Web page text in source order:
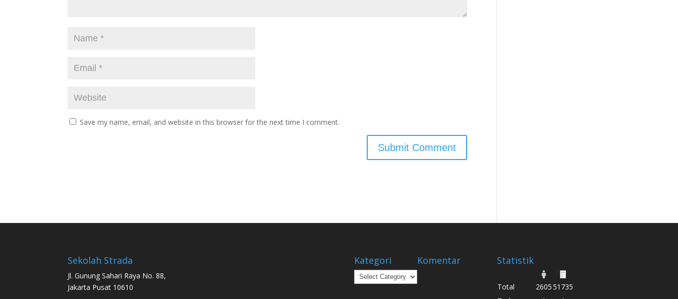
Save my name, email, and website in this browser for the next time I comment.
Sekolah Strada
Jl. Gunung Sahari Raya No. 88,
Jakarta Pusat 10610
Kategori
Kategori
Komentar Statistik
Total 260551735